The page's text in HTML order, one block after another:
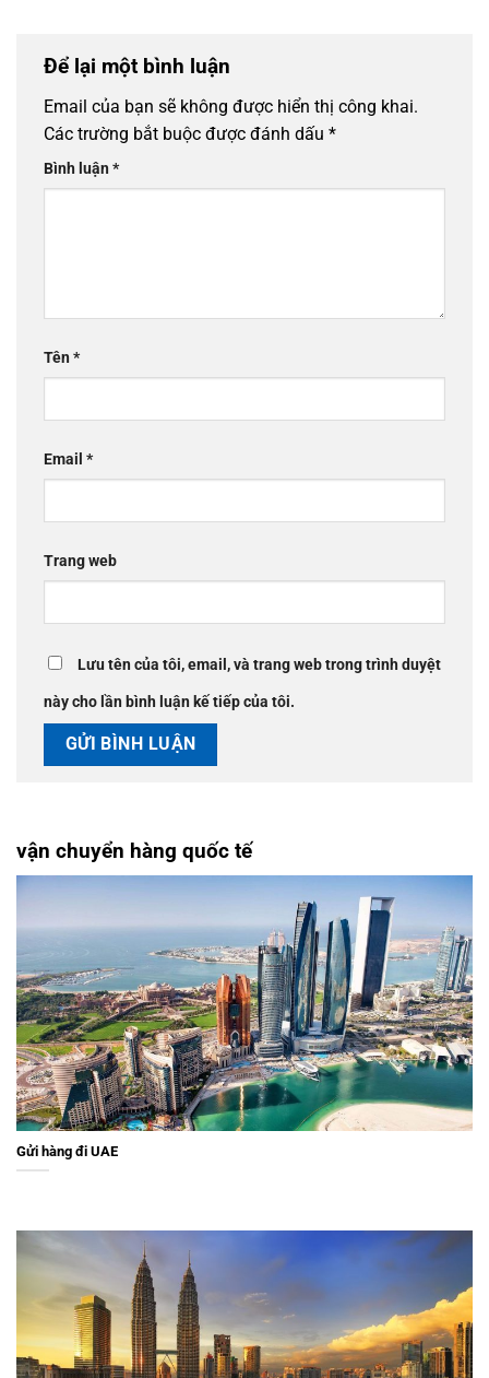
vận chuyển hàng quốc tế
Gửi hàng đi UAE
Để lại một bình luận
Email của bạn sẽ không được hiển thị công khai.
Các trường bắt buộc được đánh dấu *
Bình luận*
Tên*
Email *
Trang web
Lưu tên của tôi, email, và trang web trong trình duyệt
này cho lần bình luận kế tiếp của tôi.